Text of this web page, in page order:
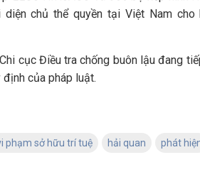
chủ thể quyền tại Việt Nam
cục Điều tra chống buôn lậu đang
của pháp luật.
phạm sở hữu trí tuệ hải quan phát